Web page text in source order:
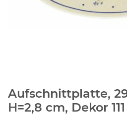
Aufschnittplatte,
H=2,8 cm, Dekor 111